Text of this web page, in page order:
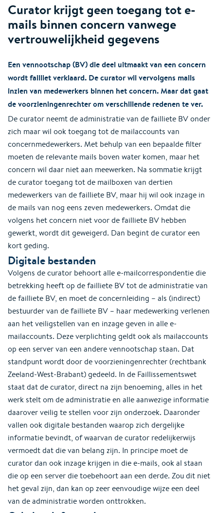
Curator krijgt geen toegang tot e-
mails binnen concern vanwege
vertrouwelijkheid gegevens
Een vennootschap (BV) die deel uitmaakt van een concern
wordt failliet verklaard. De curator wil vervolgens mails
inzien van medewerkers binnen het concern. Maar dat gaat
de voorzieningenrechter om verschillende redenen te ver.
De curator neemt de administratie van de failliete BV onder
zich maar wil ook toegang tot de mailaccounts van
concernmedewerkers. Met behulp van een bepaalde filter
moeten de relevante mails boven water komen, maar het
concern wil daar niet aan meewerken. Na sommatie krijgt
de curator toegang tot de mailboxen van dertien
medewerkers van de failliete BV, maar hij wil ook inzage in
de mails van nog eens zeven medewerkers. Omdat die
volgens het concern niet voor de failliete BV hebben
gewerkt, wordt dit geweigerd. Dan begint de curator een
kort geding.
Digitale bestanden
Volgens de curator behoort alle e-mailcorrespondentie die
betrekking heeft op de failliete BV tot de administratie van
de failliete BV, en moet de concernleiding – als (indirect)
bestuurder van de failliete BV – haar medewerking verlenen
aan het veiligstellen van en inzage geven in alle e-
mailaccounts. Deze verplichting geldt ook als mailaccounts
op een server van een andere vennootschap staan. Dat
standpunt wordt door de voorzieningenrechter (rechtbank
Zeeland-West-Brabant) gedeeld. In de Faillissementswet
staat dat de curator, direct na zijn benoeming, alles in het
werk stelt om de administratie en alle aanwezige informatie
daarover veilig te stellen voor zijn onderzoek. Daaronder
vallen ook digitale bestanden waarop zich dergelijke
informatie bevindt, of waarvan de curator redelijkerwijs
vermoedt dat die van belang zijn. In principe moet de
curator dan ook inzage krijgen in die e-mails, ook al staan
die op een server die toebehoort aan een derde. Zou dit niet
het geval zijn, dan kan op zeer eenvoudige wijze een deel
van de administratie worden onttrokken.